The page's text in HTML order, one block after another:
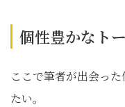
個性豊かなト
ここで筆者が出会っ
たい。